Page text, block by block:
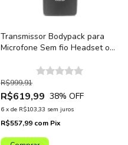
Transmissor Bodypack para
Microfone Sem fio Headset ou
R$619,99
R$999,91
38% OFF
6 x de R$103,33 sem juros
R$557,99 com Pix